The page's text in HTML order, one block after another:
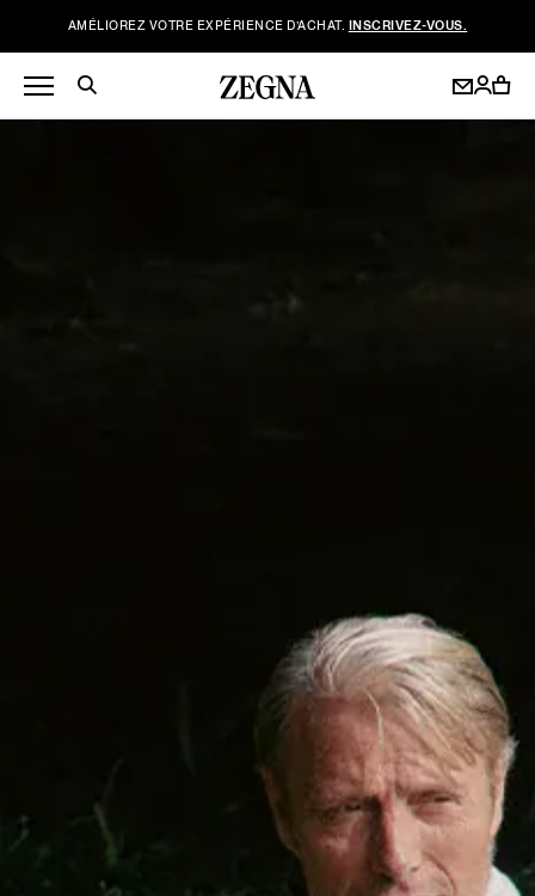
AMÉLIOREZ VOTRE EXPÉRIENCE D’ACHAT. INSCRIVEZ-VOUS.